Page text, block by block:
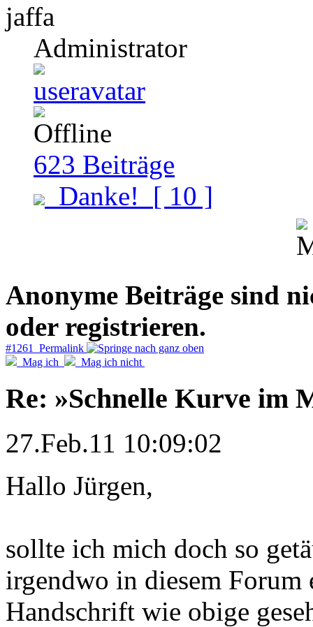
jaffa
Administrator
623 Beiträge
Danke! [ 10 ]
Anonyme Beiträge sind
oder registrieren.
#1261 Permalink
Mag ich
Mag ich nicht
Re: »Schnelle Kurve im
27.Feb.11 10:09:02
Hallo Jürgen,
sollte ich mich doch so
irgendwo in diesem
Handschrift wie obige